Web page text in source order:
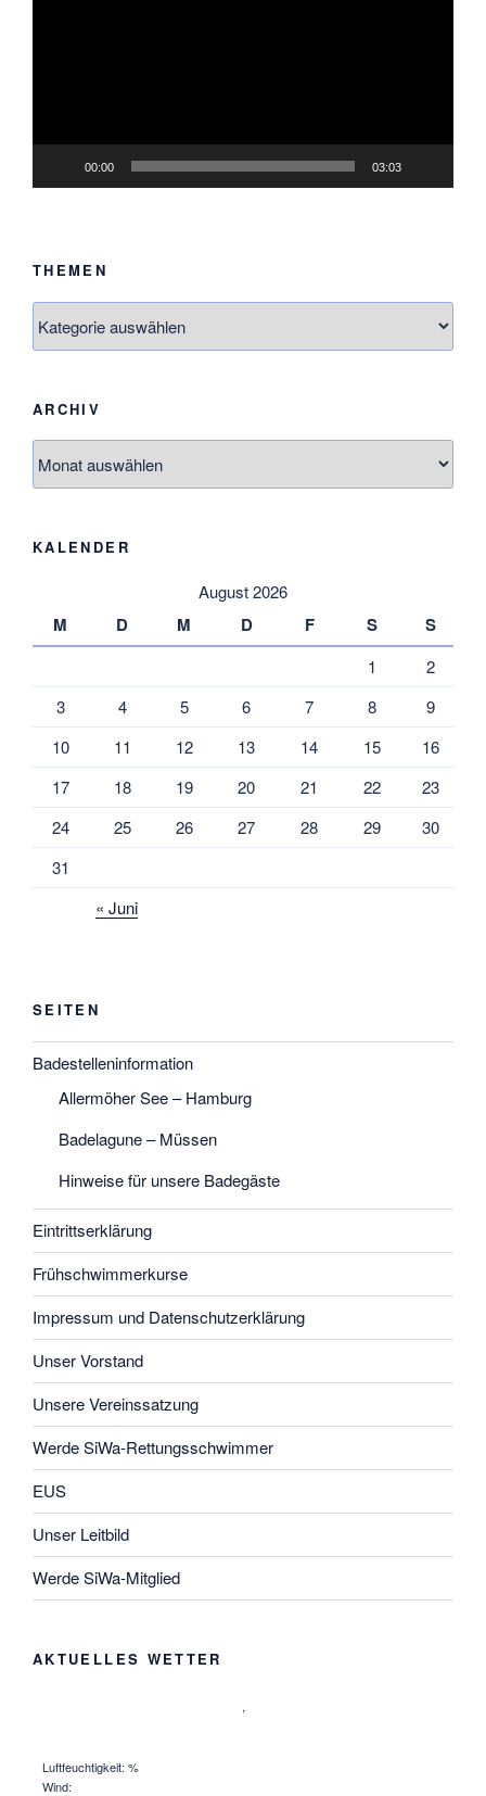
00:00 03:03
THEMEN
ARCHIV
KALENDER
August 2026
M D M D F S S
1
2
3
4 5 6 7 8
9
10
11 12 13 14 15
16
17
18 19 20 21 22
23
24
25 26 27 28 29
30
31
« Juni
SEITEN
Badestelleninformation
Allermöher See – Hamburg
Badelagune – Müssen
Hinweise für unsere Badegäste
Eintrittserklärung
Frühschwimmerkurse
Impressum und Datenschutzerklärung
Unser Vorstand
Unsere Vereinssatzung
Werde SiWa-Rettungsschwimmer
EUS
Unser Leitbild
Werde SiWa-Mitglied
AKTUELLES WETTER
,
Luftfeuchtigkeit: %
Wind: